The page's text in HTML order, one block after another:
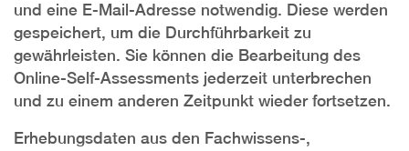
und eine E-Mail-Adresse notwendig. Diese werden
gespeichert, um die Durchführbarkeit zu
gewährleisten. Sie können die Bearbeitung des
Online-Self-Assessments jederzeit unterbrechen
und zu einem anderen Zeitpunkt wieder fortsetzen.
Erhebungsdaten aus den Fachwissens-,